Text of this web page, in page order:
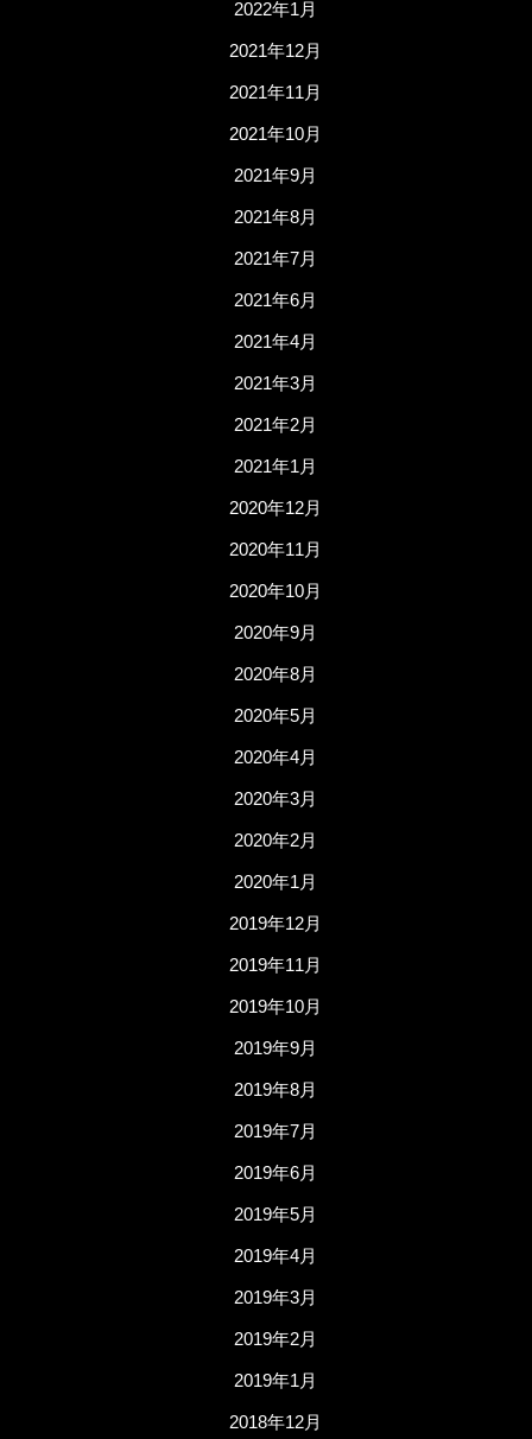
2022年1月
2021年12月
2021年11月
2021年10月
2021年9月
2021年8月
2021年7月
2021年6月
2021年4月
2021年3月
2021年2月
2021年1月
2020年12月
2020年11月
2020年10月
2020年9月
2020年8月
2020年5月
2020年4月
2020年3月
2020年2月
2020年1月
2019年12月
2019年11月
2019年10月
2019年9月
2019年8月
2019年7月
2019年6月
2019年5月
2019年4月
2019年3月
2019年2月
2019年1月
2018年12月